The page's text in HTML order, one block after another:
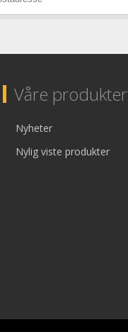
Våre produkter
Nyheter
Nylig viste produkter